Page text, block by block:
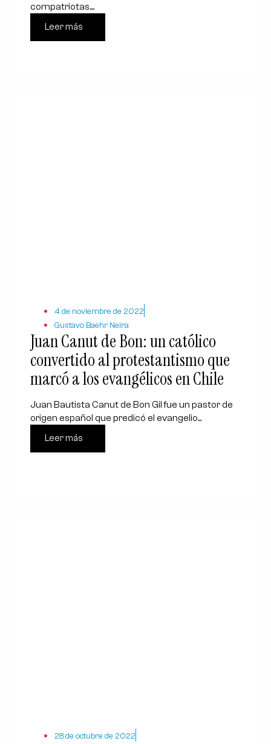
compatriotas....
Leer más
4 de noviembre de 2022
Gustavo Baehr Neira
Juan Canut de Bon: un católico
convertido al protestantismo que
marcó a los evangélicos en Chile
Juan Bautista Canut de Bon Gil fue un pastor de
origen español que predicó el evangelio...
Leer más
28 de octubre de 2022